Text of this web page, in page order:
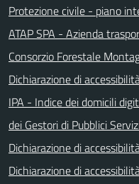
Protezione civile - piano
ATAP SPA - Azienda
Consorzio Forestale
Dichiarazione di
IPA - Indice dei domicili
dei Gestori di Pubblici
Dichiarazione di
Dichiarazione di